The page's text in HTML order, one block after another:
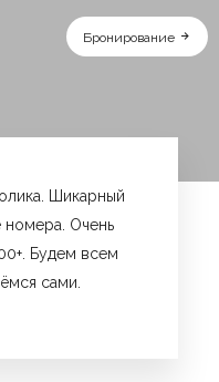
Бронирование
Шикарный
номера. Очень
Будем всем
сами.